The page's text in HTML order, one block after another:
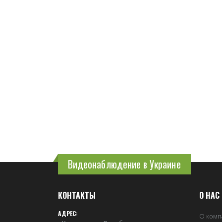
Видеонаблюдение в Украине
КОНТАКТЫ
АДРЕС:
О НАС
О